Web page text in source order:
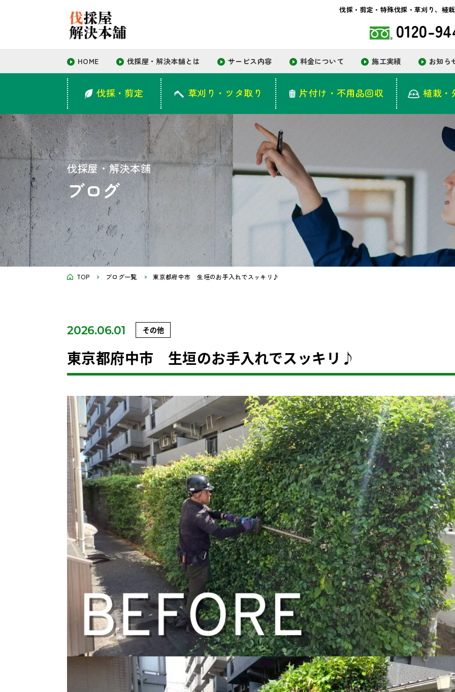
伐採・剪定・特殊伐採・草刈り、植
0120-
HOME 伐採屋・解決本舗とは サービス内容 料金について 施工実績 お知ら
伐採・剪定 草刈り・ツタ取り 片付け・不用品回収 植栽・
伐採・剪定 草刈り・ツタ取り 片付け・不用品回収 植栽
伐採屋・解決本舗
ブログ
TOP ブログ一覧 東京都府中市 生垣のお手入れでスッキリ♪
2026.06.01 その他
東京都府中市 生垣のお手入れでスッキリ♪
伐採・剪定 片付け・不用品回収 植栽・